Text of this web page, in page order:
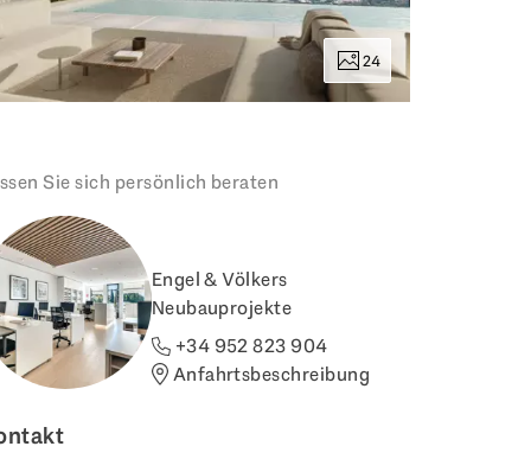
24
Sie sich persönlich beraten
Engel & Völkers
Neubauprojekte
+34 952 823 904
Anfahrtsbeschreibung